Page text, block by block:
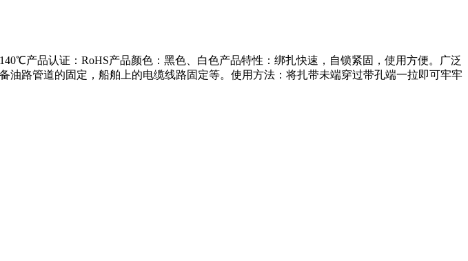
产品认证：RoHS产品颜色：黑色、白色产品特性：绑扎快速，自锁紧固，使用方便。广泛
路管道的固定，船舶上的电缆线路固定等。使用方法：将扎带未端穿过带孔端一拉即可牢牢